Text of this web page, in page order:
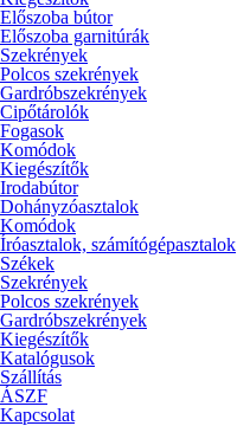
Előszoba bútor
Előszoba garnitúrák
Szekrények
Polcos szekrények
Gardróbszekrények
Cipőtárolók
Fogasok
Komódok
Kiegészítők
Irodabútor
Dohányzóasztalok
Komódok
Íróasztalok, számítógépasztalok
Székek
Szekrények
Polcos szekrények
Gardróbszekrények
Kiegészítők
Katalógusok
Szállítás
ÁSZF
Kapcsolat